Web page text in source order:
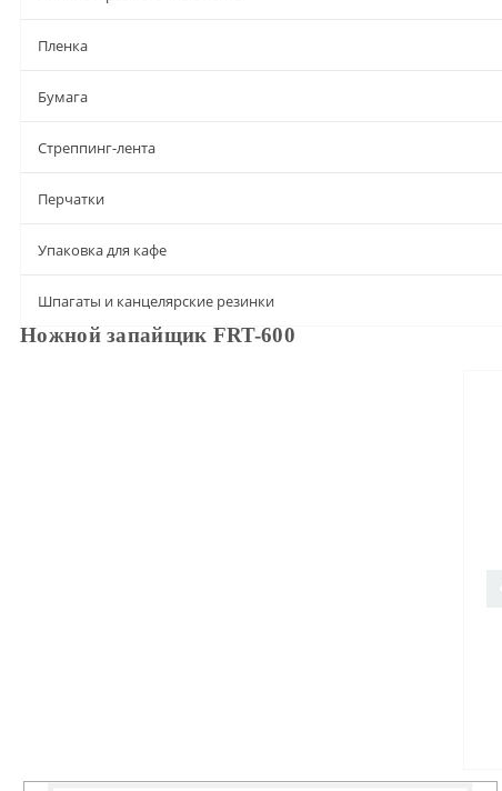
Пленка
Бумага
Стреппинг-лента
Перчатки
Упаковка для кафе
Шпагаты и канцелярские резинки
Ножной запайщик FRT-600